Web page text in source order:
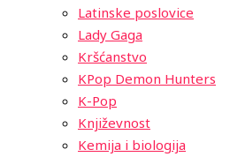
Latinske poslovice
Lady Gaga
Kršćanstvo
KPop Demon Hunters
K-Pop
Književnost
Kemija i biologija